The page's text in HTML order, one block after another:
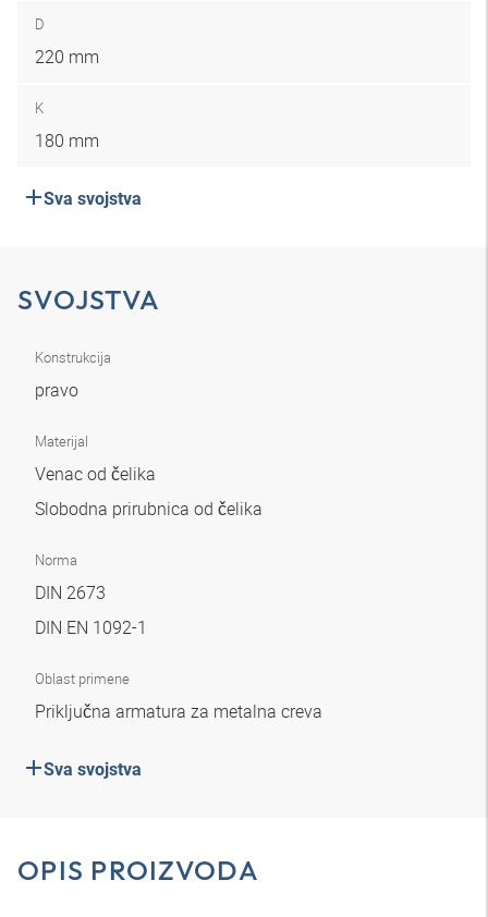
D
220 mm
K
180 mm
Sva svojstva
SVOJSTVA
Konstrukcija
pravo
Materijal
Venac od čelika
Slobodna prirubnica od čelika
Norma
DIN 2673
DIN EN 1092-1
Oblast primene
Priključna armatura za metalna creva
Sva svojstva
OPIS PROIZVODA